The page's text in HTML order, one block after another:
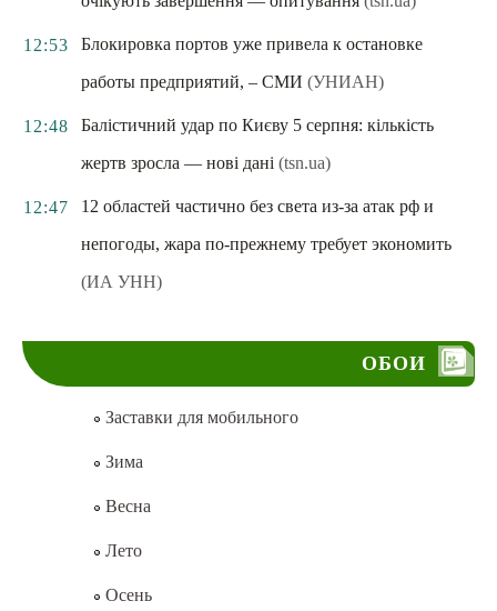
12:53
Блокировка портов уже привела к остановке
работы предприятий, – СМИ (УНИАН)
12:48
Балістичний удар по Києву 5 серпня: кількість
жертв зросла — нові дані (tsn.ua)
12:47
12 областей частично без света из-за атак рф и
непогоды, жара по-прежнему требует экономить
(ИА УНН)
ОБОИ
Заставки для мобильного
Зима
Весна
Лето
Осень